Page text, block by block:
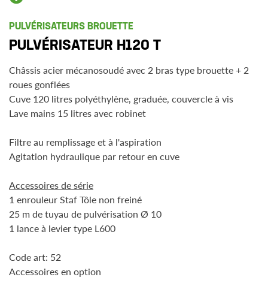
PULVÉRISATEURS BROUETTE
PULVÉRISATEUR H120 T
Châssis acier mécanosoudé avec 2 bras type brouette + 2
roues gonflées
Cuve 120 litres polyéthylène, graduée, couvercle à vis
Lave mains 15 litres avec robinet
Filtre au remplissage et à l'aspiration
Agitation hydraulique par retour en cuve
Accessoires de série
1 enrouleur Staf Tôle non freiné
25 m de tuyau de pulvérisation Ø 10
1 lance à levier type L600
Code art: 52
Accessoires en option